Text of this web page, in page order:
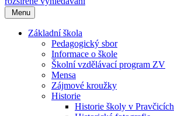
Menu
Základní škola
Pedagogický sbor
Informace o škole
Školní vzdělávací program ZV
Mensa
Zájmové kroužky
Historie
Historie školy v Pravčicích